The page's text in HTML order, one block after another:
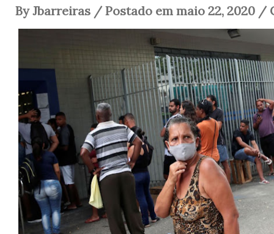
By Jbarreiras / Postado em maio 22, 2020 /